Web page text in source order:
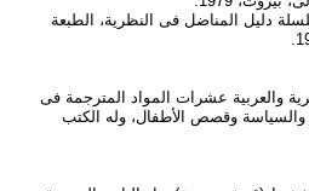
دليل المناضل فى النظرية، الطبعة
والعربية عشرات المواد المترجمة فى
والسياسة وقصص الأطفال، وله الكتب